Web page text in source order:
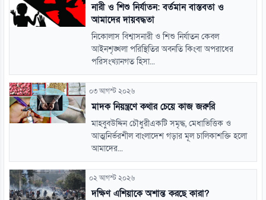
নারী ও শিশু নির্যাতন: বর্তমান বাস্তবতা ও
আমাদের দায়বদ্ধতা
নিকোলাস বিশ্বাসনারী ও শিশু নির্যাতন কেবল
আইনশৃঙ্খলা পরিস্থিতির অবনতি কিংবা অপরাধের
পরিসংখ্যানগত হিসা...
০৩ আগস্ট ২০২৬
মাদক নিয়ন্ত্রণে কথার চেয়ে কাজ জরুরি
মাহবুবউদ্দিন চৌধুরীএকটি সমৃদ্ধ, মেধাভিত্তিক ও
আত্মনির্ভরশীল বাংলাদেশ গড়ার মূল চালিকাশক্তি হলো
আমাদের...
০২ আগস্ট ২০২৬
দক্ষিণ এশিয়াকে অশান্ত করছে কারা?